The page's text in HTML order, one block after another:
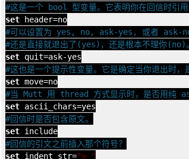
#这是一个 bool 型变量。它表明你在回信时引用
set
#可以设置为 yes, no, ask-yes, 或者 ask-
#还是直接就退出了(yes)，还是根本不理你(no)。
set
#这也是一个提示性变量。它是确定当你退出时
set
#当 Mutt 用 thread 方式显示时，是否用纯
set
#回信时是否包含原文。
set
#回信的引文之前插入那个符号？
set indent_str="> "